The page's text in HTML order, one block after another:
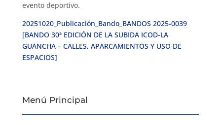
evento deportivo.
20251020_Publicación_Bando_BANDOS 2025-0039
[BANDO 30ª EDICIÓN DE LA SUBIDA ICOD-LA
GUANCHA – CALLES, APARCAMIENTOS Y USO DE
ESPACIOS]
Menú Principal